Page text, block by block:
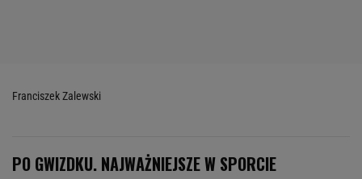
Franciszek Zalewski